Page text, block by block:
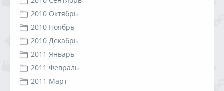
2010 Октябрь
2010 Ноябрь
2010 Декабрь
2011 Январь
2011 Февраль
2011 Март